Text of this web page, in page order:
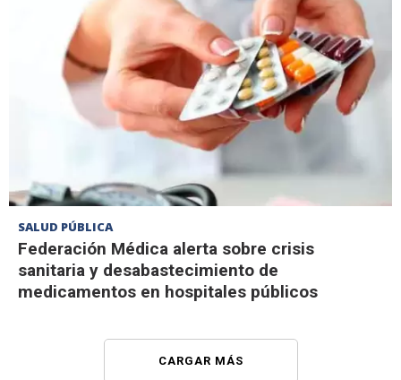
SALUD PÚBLICA
Federación Médica alerta sobre crisis
sanitaria y desabastecimiento de
medicamentos en hospitales públicos
CARGAR MÁS